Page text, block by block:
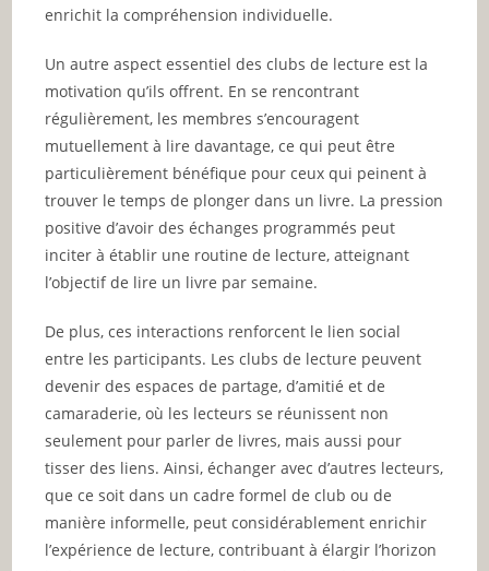
enrichit la compréhension individuelle.
Un autre aspect essentiel des clubs de lecture est la
motivation qu’ils offrent. En se rencontrant
régulièrement, les membres s’encouragent
mutuellement à lire davantage, ce qui peut être
particulièrement bénéfique pour ceux qui peinent à
trouver le temps de plonger dans un livre. La pression
positive d’avoir des échanges programmés peut
inciter à établir une routine de lecture, atteignant
l’objectif de lire un livre par semaine.
De plus, ces interactions renforcent le lien social
entre les participants. Les clubs de lecture peuvent
devenir des espaces de partage, d’amitié et de
camaraderie, où les lecteurs se réunissent non
seulement pour parler de livres, mais aussi pour
tisser des liens. Ainsi, échanger avec d’autres lecteurs,
que ce soit dans un cadre formel de club ou de
manière informelle, peut considérablement enrichir
l’expérience de lecture, contribuant à élargir l’horizon